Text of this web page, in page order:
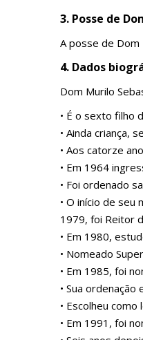
3. Posse de
A posse de Dom
4. Dados
Dom Murilo
• É o sexto filho
• Ainda criança,
• Aos catorze
• Em 1964
• Foi ordenado
• O início de
1979, foi Reitor
• Em 1980,
• Nomeado
• Em 1985, foi
• Sua
• Escolheu como
• Em 1991, foi